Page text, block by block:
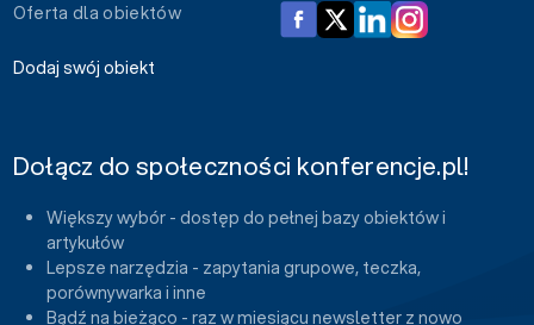
Oferta dla obiektów
Dodaj swój obiekt
Dołącz do społeczności konferencje.pl!
Większy wybór - dostęp do pełnej bazy obiektów i
artykułów
Lepsze narzędzia - zapytania grupowe, teczka,
porównywarka i inne
Bądź na bieżąco - raz w miesiącu newsletter z nowo